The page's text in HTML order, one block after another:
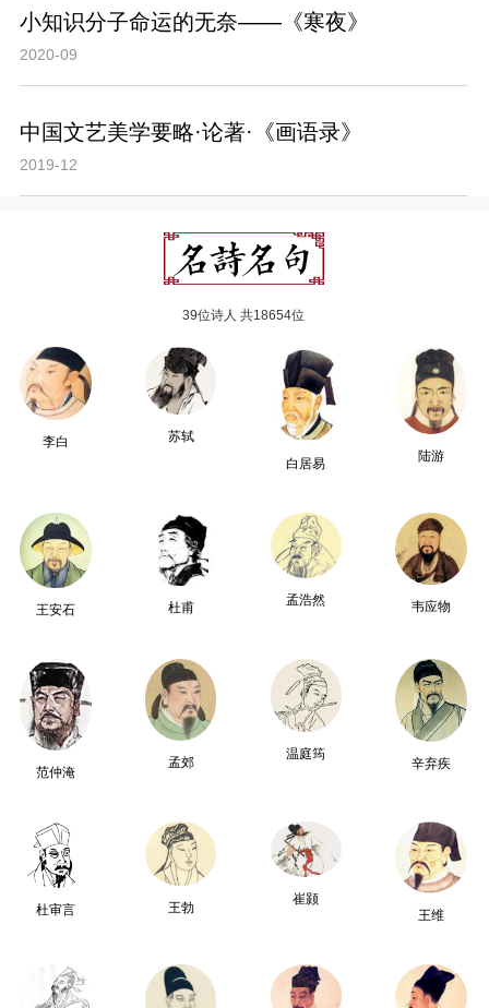
小知识分子命运的无奈——《寒夜》
2020-09
中国文艺美学要略·论著·《画语录》
2019-12
39位诗人 共18654位
李白
苏轼
白居易
陆游
王安石 杜甫
孟浩然 韦应物
范仲淹
孟郊
温庭筠
辛弃疾
杜审言 王勃
崔颢
王维